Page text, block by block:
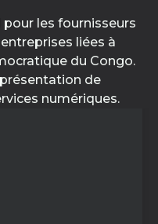
les fournisseurs
liées à
du Congo.
de
numériques.